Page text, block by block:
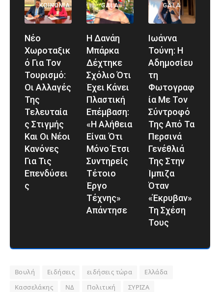
ΚΟΙΝΩΝΊΑ
Νέο
Χωροταξικ
Ό Για Τον
Τουρισμό:
Οι Αλλαγές
Της
Τελευταία
Σ Στιγμής
Και Οι Νέοι
Κανόνες
Για Τις
Επενδύσει
Σ
GALA
Η Δανάη
Μπάρκα
Δέχτηκε
Σχόλιο Ότι
Έχει Κάνει
Πλαστική
Επέμβαση:
«Η Αλήθεια
Είναι Ότι
Μόνο Έτσι
Συντηρείς
Τέτοιο
Έργο
Τέχνης»
Απάντησε
GALA
Ιωάννα
Τούνη: Η
Αδημοσίευ
Τη
Φωτογραφ
Ία Με Τον
Σύντροφό
Της Από Τα
Περσινά
Γενέθλιά
Της Στην
Ίμπιζα
Όταν
«έκρυβαν»
Τη Σχέση
Τους
Βουλή Ειδήσεις ειδήσεις τώρα Ελλάδα
Κασσελάκης ΝΔ Πολιτική ΣΥΡΙΖΑ